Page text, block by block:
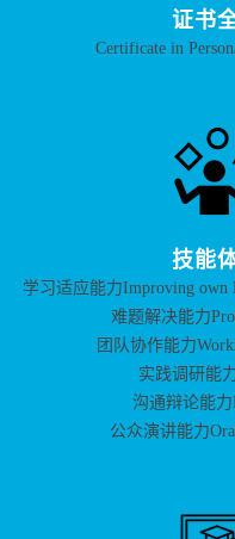
证书
Certificate in
技能
学习适应能力Improving own
难题解决能力
团队协作能力
实践调研能
沟通辩论能力
公众演讲能力